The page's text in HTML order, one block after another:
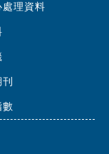
理資料
數